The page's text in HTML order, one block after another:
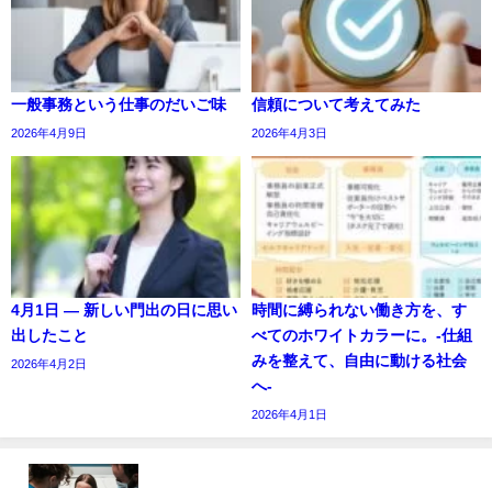
一般事務という仕事のだいご味
2026年4月9日
信頼について考えてみた
2026年4月3日
4月1日 ― 新しい門出の日に思い
出したこと
2026年4月2日
時間に縛られない働き方を、す
べてのホワイトカラーに。-仕組
みを整えて、自由に動ける社会
へ-
2026年4月1日